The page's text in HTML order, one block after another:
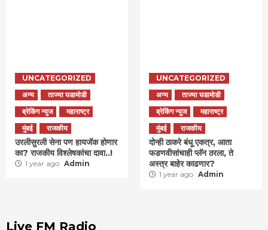
UNCATEGORIZED
अन्य
ताज्या घडामोडी
ब्रेकिंग न्युज
महाराष्ट्र
मुंबई
राजकीय
उरलीसुरली सेना पण हायजॅक होणार
का? राजकीय विश्लेषकांचा दावा..!
1 year ago Admin
UNCATEGORIZED
अन्य
ताज्या घडामोडी
ब्रेकिंग न्युज
महाराष्ट्र
मुंबई
राजकीय
दोन्ही ठाकरे बंधू एकत्र, आता
फडणवीसांचाही प्लॅन ठरला, ते
अस्त्र बाहेर काढणार?
1 year ago Admin
Live FM Radio